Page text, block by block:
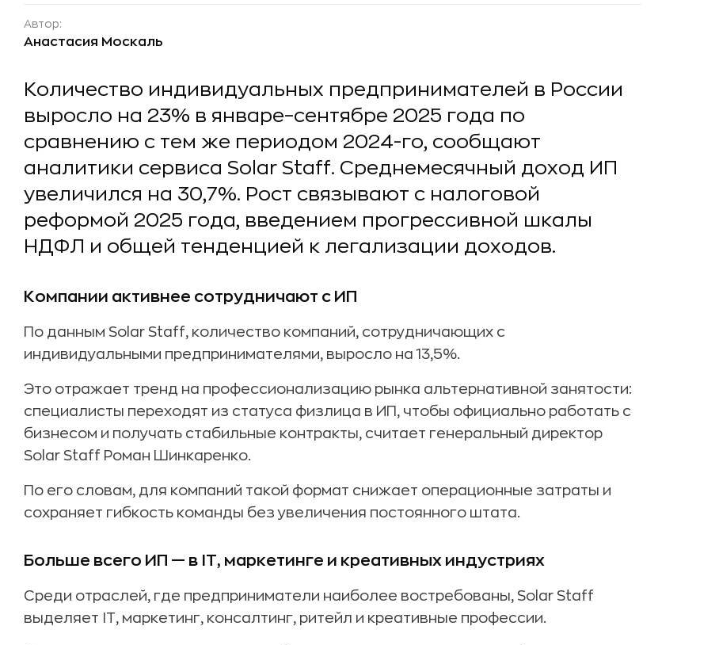
Автор:
Анастасия Москаль
Количество индивидуальных предпринимателей в России
выросло на 23% в январе–сентябре 2025 года по
сравнению с тем же периодом 2024-го, сообщают
аналитики сервиса Solar Staff. Среднемесячный доход ИП
увеличился на 30,7%. Рост связывают с налоговой
реформой 2025 года, введением прогрессивной шкалы
НДФЛ и общей тенденцией к легализации доходов.
Компании активнее сотрудничают с ИП
По данным Solar Staff, количество компаний, сотрудничающих с
индивидуальными предпринимателями, выросло на 13,5%.
Это отражает тренд на профессионализацию рынка альтернативной занятости:
специалисты переходят из статуса физлица в ИП, чтобы официально работать с
бизнесом и получать стабильные контракты, считает генеральный директор
Solar Staff Роман Шинкаренко.
По его словам, для компаний такой формат снижает операционные затраты и
сохраняет гибкость команды без увеличения постоянного штата.
Больше всего ИП — в IT, маркетинге и креативных индустриях
Среди отраслей, где предприниматели наиболее востребованы, Solar Staff
выделяет IT, маркетинг, консалтинг, ритейл и креативные профессии.